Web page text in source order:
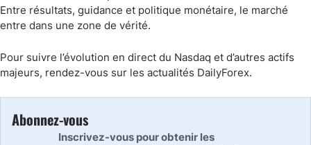
Entre résultats, guidance et politique monétaire, le marché
entre dans une zone de vérité.
Pour suivre l’évolution en direct du Nasdaq et d’autres actifs
majeurs, rendez-vous sur les actualités DailyForex.
Abonnez-vous
Inscrivez-vous pour obtenir les